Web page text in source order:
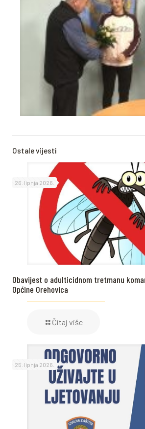
Ostale vijesti
26. lipnja 2026.
Obavijest o adulticidnom tretmanu
Općine Orehovica
Čitaj više
25. lipnja 2026.